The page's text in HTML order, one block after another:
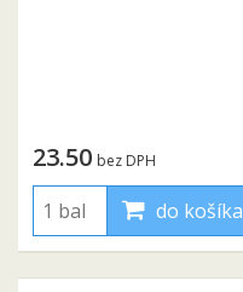
23.50 bez DPH
do košíka